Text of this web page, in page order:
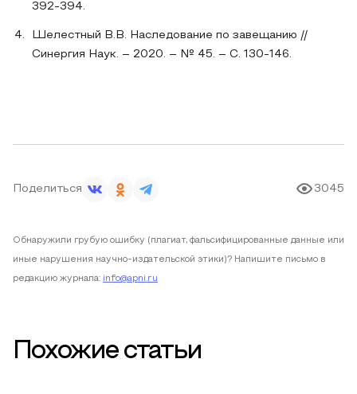
392-394.
Шелестный В.В. Наследование по завещанию //
Синергия Наук. – 2020. – № 45. – С. 130-146.
Поделиться 3045
Обнаружили грубую ошибку (плагиат, фальсифицированные данные или
иные нарушения научно-издательской этики)? Напишите письмо в
редакцию журнала: info@apni.ru
Похожие статьи